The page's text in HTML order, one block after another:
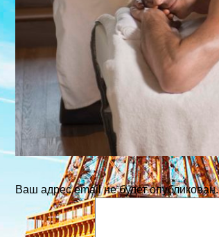
Ваш адрес email не будет опубликован.